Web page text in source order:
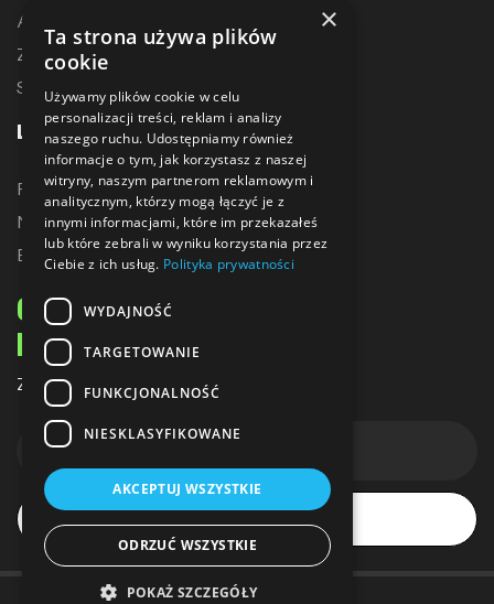
Akcesoria treningowe
Zostań dystrybutorem
Sublimacja
LINKI
Promocje
Nowe produkty
Bestsellery
ODBIERZ 10% ZNIŻKI
NA PIERWSZE ZAKUPY
Zapisz się do naszego newslettera
Subskrybuj
×
Ta strona używa plików
cookie
Używamy plików cookie w celu
personalizacji treści, reklam i analizy
naszego ruchu. Udostępniamy również
informacje o tym, jak korzystasz z naszej
witryny, naszym partnerom reklamowym i
analitycznym, którzy mogą łączyć je z
innymi informacjami, które im przekazałeś
lub które zebrali w wyniku korzystania przez
Ciebie z ich usług. Polityka prywatności
WYDAJNOŚĆ
TARGETOWANIE
FUNKCJONALNOŚĆ
NIESKLASYFIKOWANE
AKCEPTUJ WSZYSTKIE
ODRZUĆ WSZYSTKIE
POKAŻ SZCZEGÓŁY